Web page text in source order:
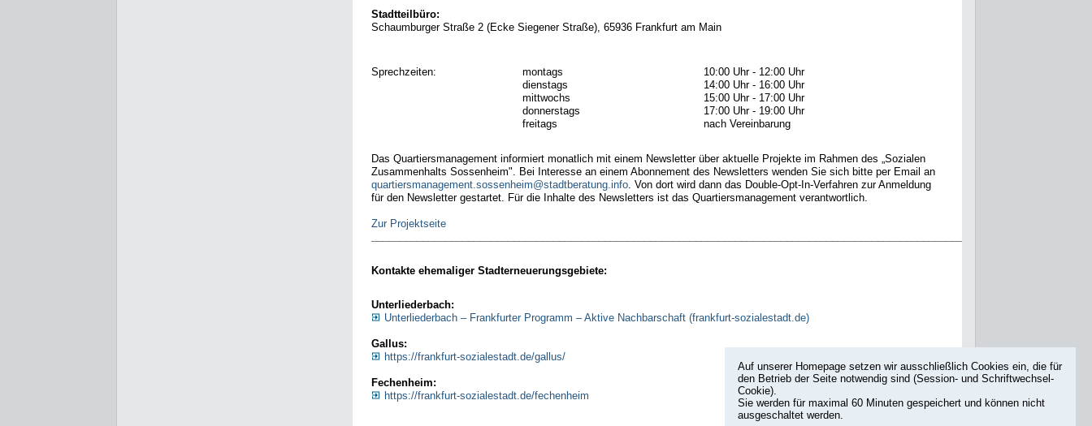
Stadtteilbüro:
Schaumburger Straße 2 (Ecke Siegener Straße), 65936 Frankfurt am Main
Sprechzeiten: montags
10:00 Uhr - 12:00 Uhr
dienstags
14:00 Uhr - 16:00 Uhr
mittwochs
15:00 Uhr - 17:00 Uhr
donnerstags
17:00 Uhr - 19:00 Uhr
freitags
nach Vereinbarung
Das Quartiersmanagement informiert monatlich mit einem Newsletter über aktuelle Projekte im Rahmen des „Sozialen
Zusammenhalts Sossenheim". Bei Interesse an einem Abonnement des Newsletters wenden Sie sich bitte per Email an
quartiersmanagement.sossenheim@stadtberatung.info. Von dort wird dann das Double-Opt-In-Verfahren zur Anmeldung
für den Newsletter gestartet. Für die Inhalte des Newsletters ist das Quartiersmanagement verantwortlich.
Zur Projektseite
Kontakte ehemaliger Stadterneuerungsgebiete:
Unterliederbach:
Unterliederbach – Frankfurter Programm – Aktive Nachbarschaft (frankfurt-sozialestadt.de)
Gallus:
https://frankfurt-sozialestadt.de/gallus/
Fechenheim:
https://frankfurt-sozialestadt.de/fechenheim
Auf unserer Homepage setzen wir ausschließlich Cookies ein, die für
den Betrieb der Seite notwendig sind (Session- und Schriftwechsel-
Cookie).
Sie werden für maximal 60 Minuten gespeichert und können nicht
ausgeschaltet werden.